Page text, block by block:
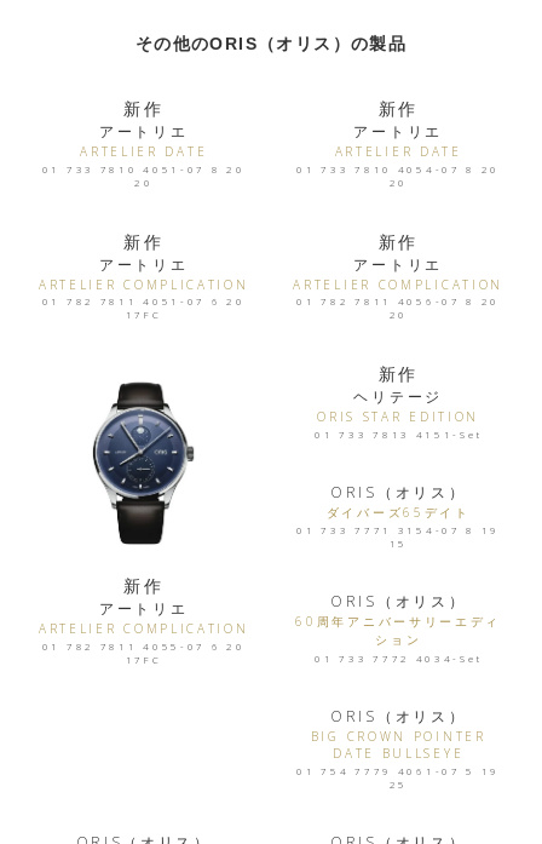
その他のORIS（オリス）の製品
新作
アートリエ
ARTELIER DATE
01 733 7810 4051-07 8 20
20
新作
アートリエ
ARTELIER DATE
01 733 7810 4054-07 8 20
20
新作
アートリエ
ARTELIER COMPLICATION
01 782 7811 4051-07 6 20
17FC
新作
アートリエ
ARTELIER COMPLICATION
01 782 7811 4056-07 8 20
20
新作
アートリエ
ARTELIER COMPLICATION
01 782 7811 4055-07 6 20
17FC
新作
ヘリテージ
ORIS STAR EDITION
01 733 7813 4151-Set
ORIS（オリス）
ダイバーズ65デイト
01 733 7771 3154-07 8 19
15
ORIS（オリス）
60周年アニバーサリーエディ
ション
01 733 7772 4034-Set
ORIS（オリス）
BIG CROWN POINTER
DATE BULLSEYE
01 754 7779 4061-07 5 19
25